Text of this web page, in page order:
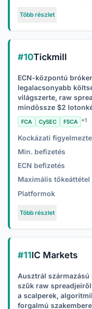
Több részlet
#10Tickmill
ECN-központú
legalacsonyabb
világszerte, raw
mindössze $2
FCA CySEC FSCA +1
Kockázati
Min. befizetés
ECN befizetés
Maximális tőkeáttétel
Platformok
Több részlet
#11IC Markets
Ausztrál származású
szűk raw
a scalperek,
forgalmú